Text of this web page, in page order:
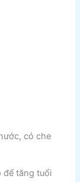
có che
để tăng tuổi